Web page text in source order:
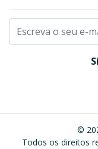
©
Todos os direitos